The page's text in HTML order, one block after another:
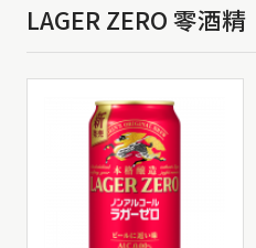
LAGER ZERO 零酒精